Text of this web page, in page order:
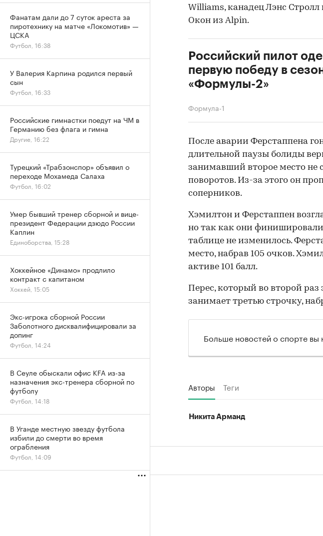
00:00 / 00:00
Williams, канадец Лэнс
Окон из Alpin.
Российский пилот
первую победу в
«Формулы-2»
Формула-1
После аварии Ферстаппена
длительной паузы болиды
занимавший второе место не
поворотов. Из-за этого он
соперников.
Хэмилтон и Ферстаппен
но так как они
таблице не изменилось.
место, набрав 105 очков.
активе 101 балл.
Перес, который во второй
занимает третью строчку,
Больше новостей о спорте вы
Авторы Теги
Никита Арманд
Фанатам дали до 7 суток ареста за
пиротехнику на матче «Локомотив» —
ЦСКА
Футбол, 16:38
У Валерия Карпина родился первый
сын
Футбол, 16:33
Российские гимнастки поедут на ЧМ в
Германию без флага и гимна
Другие, 16:22
Турецкий «Трабзонспор» объявил о
переходе Мохамеда Салаха
Футбол, 16:02
Умер бывший тренер сборной и вице-
президент Федерации дзюдо России
Каплин
Единоборства, 15:28
Хоккейное «Динамо» продлило
контракт с капитаном
Хоккей, 15:05
Экс-игрока сборной России
Заболотного дисквалифицировали за
допинг
Футбол, 14:24
В Сеуле обыскали офис KFA из-за
назначения экс-тренера сборной по
футболу
Футбол, 14:18
В Уганде местную звезду футбола
избили до смерти во время
ограбления
Футбол, 14:09